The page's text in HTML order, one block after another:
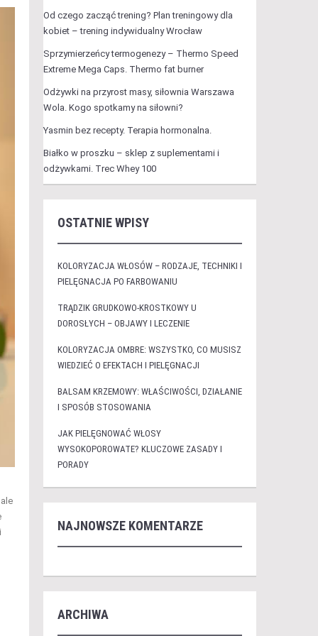
Od czego zacząć trening? Plan treningowy dla
kobiet – trening indywidualny Wrocław
Sprzymierzeńcy termogenezy – Thermo Speed
Extreme Mega Caps. Thermo fat burner
Odżywki na przyrost masy, siłownia Warszawa
Wola. Kogo spotkamy na siłowni?
Yasmin bez recepty. Terapia hormonalna.
Białko w proszku – sklep z suplementami i
odżywkami. Trec Whey 100
OSTATNIE WPISY
KOLORYZACJA WŁOSÓW – RODZAJE, TECHNIKI I
PIELĘGNACJA PO FARBOWANIU
TRĄDZIK GRUDKOWO-KROSTKOWY U
DOROSŁYCH – OBJAWY I LECZENIE
KOLORYZACJA OMBRE: WSZYSTKO, CO MUSISZ
WIEDZIEĆ O EFEKTACH I PIELĘGNACJI
BALSAM KRZEMOWY: WŁAŚCIWOŚCI, DZIAŁANIE
I SPOSÓB STOSOWANIA
JAK PIELĘGNOWAĆ WŁOSY
WYSOKOPOROWATE? KLUCZOWE ZASADY I
PORADY
NAJNOWSZE KOMENTARZE
ARCHIWA